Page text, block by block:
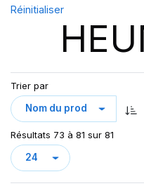
STICA (3)
(24)
Réinitialiser
Trier par
Résultats 73 à 81 sur 81